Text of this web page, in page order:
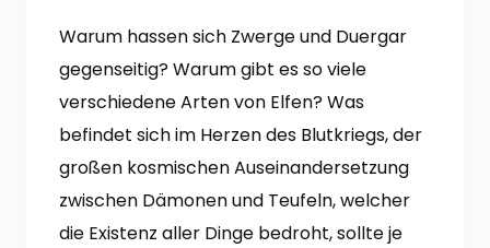
Warum hassen sich Zwerge und Duergar
gegenseitig? Warum gibt es so viele
verschiedene Arten von Elfen? Was
befindet sich im Herzen des Blutkriegs, der
großen kosmischen Auseinandersetzung
zwischen Dämonen und Teufeln, welcher
die Existenz aller Dinge bedroht, sollte je